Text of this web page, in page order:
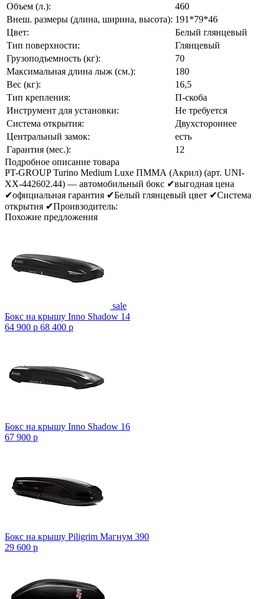
Объем (л.):
460
Внеш. размеры (длина, ширина, высота): 191*79*46
Цвет:
Белый глянцевый
Тип поверхности:
Глянцевый
Грузоподъемность (кг):
70
Максимальная длина лыж (см.):
180
Вес (кг):
16,5
Тип крепления:
П-скоба
Инструмент для установки:
Не требуется
Система открытия:
Двухстороннее
Центральный замок:
есть
Гарантия (мес.):
12
Подробное описание товара
PT-GROUP Turino Medium Luxe ПММА (Акрил) (арт. UNI-
XX-442602.44) — автомобильный бокс ✔выгодная цена
✔официальная гарантия ✔Белый глянцевый цвет ✔Система
открытия ✔Проивзодитель:
Похожие предложения
sale
Бокс на крышу Inno Shadow 14
64 900 p 68 400 p
Бокс на крышу Inno Shadow 16
67 900 p
Бокс на крышу Piligrim Магнум 390
29 600 p